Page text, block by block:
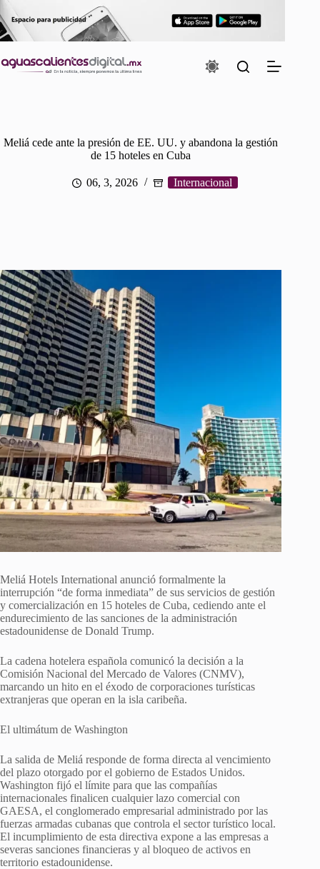
al
contenido
Meliá cede ante la presión de EE. UU. y abandona la gestión
de 15 hoteles en Cuba
06, 3, 2026 Internacional
Meliá Hotels International anunció formalmente la
interrupción “de forma inmediata” de sus servicios de gestión
y comercialización en 15 hoteles de Cuba, cediendo ante el
endurecimiento de las sanciones de la administración
estadounidense de Donald Trump.
La cadena hotelera española comunicó la decisión a la
Comisión Nacional del Mercado de Valores (CNMV),
marcando un hito en el éxodo de corporaciones turísticas
extranjeras que operan en la isla caribeña.
El ultimátum de Washington
La salida de Meliá responde de forma directa al vencimiento
del plazo otorgado por el gobierno de Estados Unidos.
Washington fijó el límite para que las compañías
internacionales finalicen cualquier lazo comercial con
GAESA, el conglomerado empresarial administrado por las
fuerzas armadas cubanas que controla el sector turístico local.
El incumplimiento de esta directiva expone a las empresas a
severas sanciones financieras y al bloqueo de activos en
territorio estadounidense.